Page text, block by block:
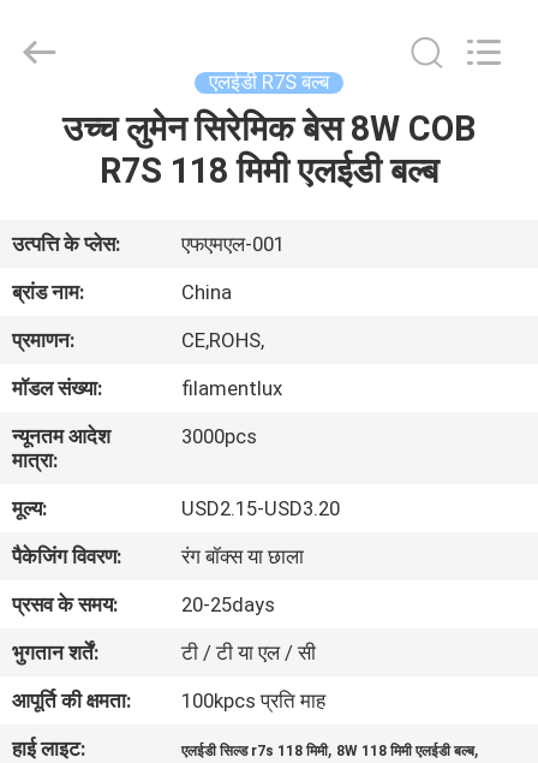
हमारे
बारे
कारखाना
गुणवत्ता
नियंत्रण
संपर्क
करें
Technology
एलईडी R7S बल्ब
उच्च लुमेन सिरेमिक बेस 8W COB
R7S 118 मिमी एलईडी बल्ब
उत्पत्ति के प्लेस:
एफएमएल-001
ब्रांड नाम:
China
प्रमाणन:
CE,ROHS,
मॉडल संख्या:
filamentlux
न्यूनतम आदेश
मात्रा:
3000pcs
मूल्य:
USD2.15-USD3.20
पैकेजिंग विवरण:
रंग बॉक्स या छाला
प्रसव के समय:
20-25days
भुगतान शर्तें:
टी / टी या एल / सी
आपूर्ति की क्षमता:
100kpcs प्रति माह
हाई लाइट:
एलईडी सिल्ड r7s 118 मिमी, 8W 118 मिमी एलईडी बल्ब,